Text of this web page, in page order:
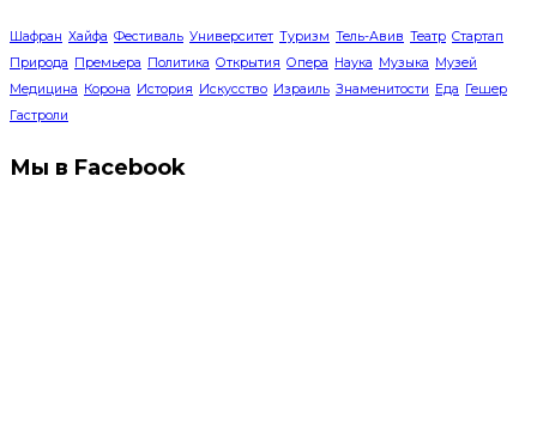
Шафран Хайфа Фестиваль Университет Туризм Тель-Авив Театр Стартап
Природа Премьера Политика Открытия Опера Наука Музыка Музей
Медицина Корона История Искусство Израиль Знаменитости Еда Гешер
Гастроли
Мы в Facebook